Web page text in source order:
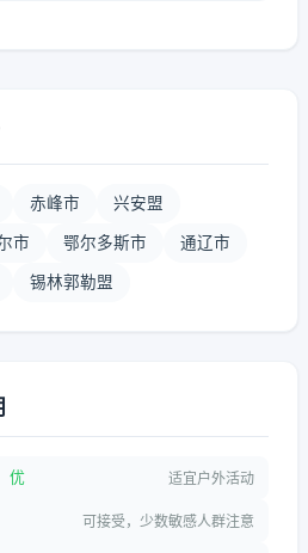
赤峰市 兴安盟
市 鄂尔多斯市 通辽市
锡林郭勒盟
优 适宜户外活动
可接受，少数敏感人群注意